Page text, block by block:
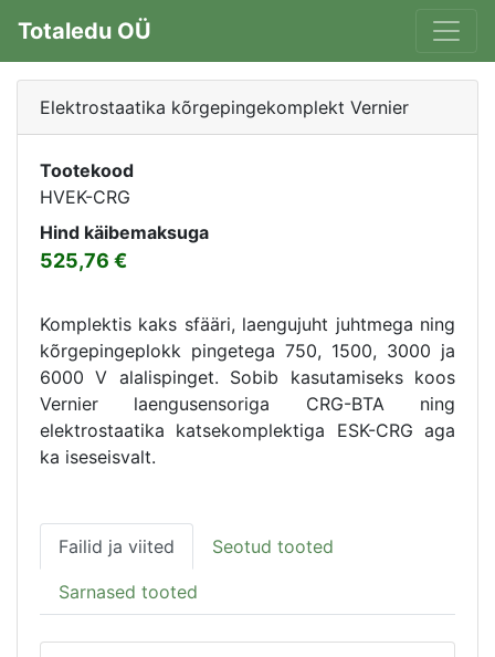
Totaledu OÜ
Elektrostaatika kõrgepingekomplekt Vernier
Tootekood
HVEK-CRG
Hind käibemaksuga
525,76
Komplektis kaks sfääri, laengujuht juhtmega ning
kõrgepingeplokk pingetega 750, 1500, 3000 ja
6000 V alalispinget. Sobib kasutamiseks koos
Vernier laengusensoriga CRG-BTA ning
elektrostaatika katsekomplektiga ESK-CRG aga
ka iseseisvalt.
Failid ja viited Seotud tooted
Sarnased tooted